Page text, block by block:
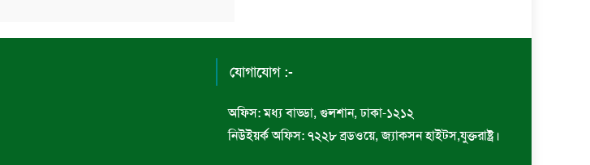
যোগাযোগ :-
অফিস: মধ্য বাড্ডা, গুলশান, ঢাকা-১২১২
নিউইয়র্ক অফিস: ৭২২৮ ব্রডওয়ে, জ্যাকসন হাইটস,যুক্তরাষ্ট্র।